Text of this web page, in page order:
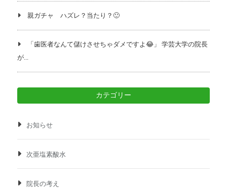
親ガチャ ハズレ？当たり？🙂
「歯医者なんて儲けさせちゃダメですよ😂」 学芸大学の院長
が...
カテゴリー
お知らせ
次亜塩素酸水
院長の考え